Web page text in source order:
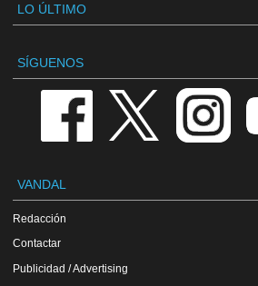
LO ÚLTIMO
SÍGUENOS
VANDAL
Redacción
Contactar
Publicidad / Advertising